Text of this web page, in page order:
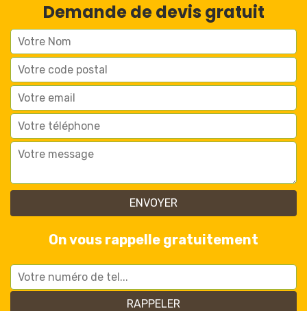
Demande de devis gratuit
On vous rappelle gratuitement